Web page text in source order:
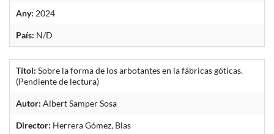
Any: 2024
País: N/D
Títol: Sobre la forma de los arbotantes en la fábricas góticas.
(Pendiente de lectura)
Autor: Albert Samper Sosa
Director: Herrera Gómez, Blas